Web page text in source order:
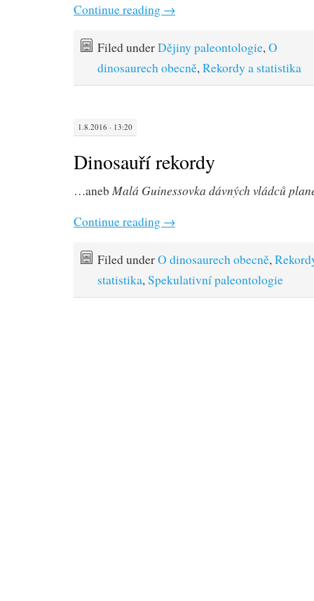
Continue reading →
Filed underDějiny paleontologie,O
dinosaurech obecně,Rekordy a statistika
1.8.2016 · 13:20
Dinosauří rekordy
…aneb Malá Guinessovka dávných vládců
Continue reading →
Filed underO dinosaurech obecně,
statistika,Spekulativní paleontologie